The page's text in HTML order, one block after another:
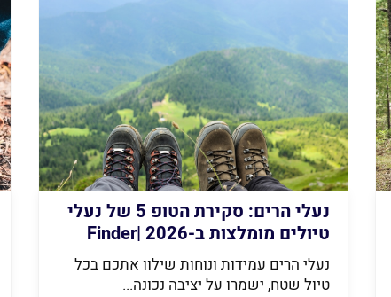
נעלי הרים: סקירת הטופ 5 של נעלי
טיולים מומלצות ב-2026 |Finder
קונים חכם
נעלי הרים עמידות ונוחות שילוו אתכם בכל
טיול שטח, ישמרו על יציבה נכונה...